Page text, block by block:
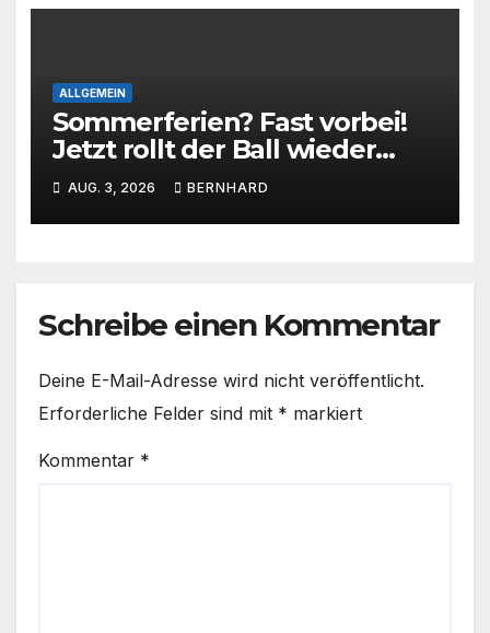
ALLGEMEIN
Sommerferien? Fast vorbei!
Jetzt rollt der Ball wieder
beim SC Barienrode!
AUG. 3, 2026 BERNHARD
Schreibe einen Kommentar
Deine E-Mail-Adresse wird nicht veröffentlicht.
Erforderliche Felder sind mit * markiert
Kommentar *